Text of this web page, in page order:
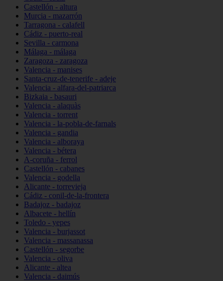
Castellón - altura
Murcia - mazarrón
Tarragona - calafell
Cádiz - puerto-real
Sevilla - carmona
Málaga - málaga
Zaragoza - zaragoza
Valencia - manises
Santa-cruz-de-tenerife - adeje
Valencia - alfara-del-patriarca
Bizkaia - basauri
Valencia - alaquàs
Valencia - torrent
Valencia - la-pobla-de-farnals
Valencia - gandia
Valencia - alboraya
Valencia - bétera
A-coruña - ferrol
Castellón - cabanes
Valencia - godella
Alicante - torrevieja
Cádiz - conil-de-la-frontera
Badajoz - badajoz
Albacete - hellín
Toledo - yepes
Valencia - burjassot
Valencia - massanassa
Castellón - segorbe
Valencia - oliva
Alicante - altea
Valencia - daimús